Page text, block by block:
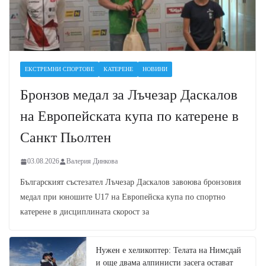
ЕКСТРЕМНИ СПОРТОВЕ КАТЕРЕНЕ НОВИНИ
Бронзов медал за Лъчезар Даскалов
на Европейската купа по катерене в
Санкт Пьолтен
03.08.2026 Валерия Динкова
Българският състезател Лъчезар Даскалов завоюва бронзовия
медал при юношите U17 на Европейска купа по спортно
катерене в дисциплината скорост за
Нужен е хеликоптер: Телата на Нимсдай
и още двама алпинисти засега остават